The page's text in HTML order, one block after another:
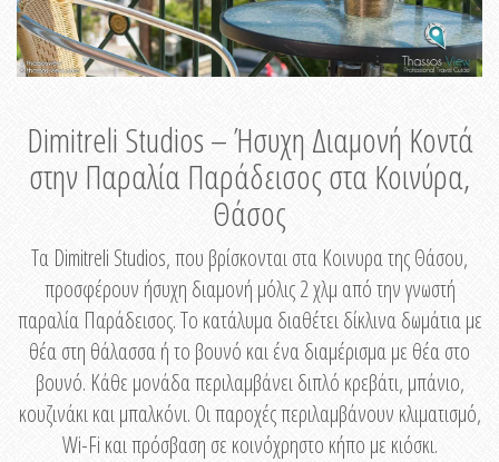
Dimitreli Studios – Ήσυχη Διαμονή Κοντά
στην Παραλία Παράδεισος στα Κοινύρα,
Θάσος
Τα Dimitreli Studios, που βρίσκονται στα Κοινυρα της Θάσου,
προσφέρουν ήσυχη διαμονή μόλις 2 χλμ από την γνωστή
παραλία Παράδεισος. Το κατάλυμα διαθέτει δίκλινα δωμάτια με
θέα στη θάλασσα ή το βουνό και ένα διαμέρισμα με θέα στο
βουνό. Κάθε μονάδα περιλαμβάνει διπλό κρεβάτι, μπάνιο,
κουζινάκι και μπαλκόνι. Οι παροχές περιλαμβάνουν κλιματισμό,
Wi-Fi και πρόσβαση σε κοινόχρηστο κήπο με κιόσκι.